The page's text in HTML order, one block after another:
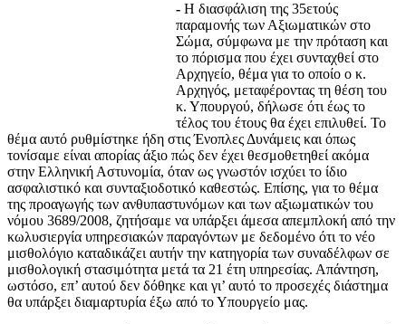
- Η διασφάλιση της 35ετούς
παραμονής των Αξιωματικών στο
Σώμα, σύμφωνα με την πρόταση και
το πόρισμα που έχει συνταχθεί στο
Αρχηγείο, θέμα για το οποίο ο κ.
Αρχηγός, μεταφέροντας τη θέση του
κ. Υπουργού, δήλωσε ότι έως το
τέλος του έτους θα έχει επιλυθεί. Το
θέμα αυτό ρυθμίστηκε ήδη στις Ένοπλες Δυνάμεις και όπως
τονίσαμε είναι απορίας άξιο πώς δεν έχει θεσμοθετηθεί ακόμα
στην Ελληνική Αστυνομία, όταν ως γνωστόν ισχύει το ίδιο
ασφαλιστικό και συνταξιοδοτικό καθεστώς. Επίσης, για το θέμα
της προαγωγής των ανθυπαστυνόμων και των αξιωματικών του
νόμου 3689/2008, ζητήσαμε να υπάρξει άμεσα απεμπλοκή από την
κωλυσιεργία υπηρεσιακών παραγόντων με δεδομένο ότι το νέο
μισθολόγιο καταδικάζει αυτήν την κατηγορία των συναδέλφων σε
μισθολογική στασιμότητα μετά τα 21 έτη υπηρεσίας. Απάντηση,
ωστόσο, επ’ αυτού δεν δόθηκε και γι’ αυτό το προσεχές διάστημα
θα υπάρξει διαμαρτυρία έξω από το Υπουργείο μας.